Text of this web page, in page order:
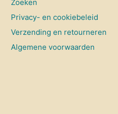
Zoeken
Privacy- en cookiebeleid
Verzending en retourneren
Algemene voorwaarden